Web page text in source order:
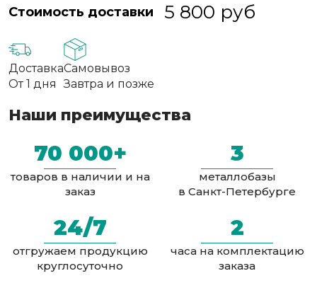
Стоимость доставки 5 800 руб
Доставка
От 1 дня
Самовывоз
Завтра и позже
Наши преимущества
70 000+
товаров в наличии и на
заказ
3
металлобазы
в Санкт-Петербурге
24/7
отгружаем продукцию
круглосуточно
2
часа на комплектацию
заказа